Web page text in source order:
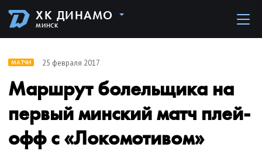
ХК ДИНАМО
МИНСК
МАТЧИ 25 февраля 2017
Маршрут болельщика на
первый минский матч плей-
офф с «Локомотивом»